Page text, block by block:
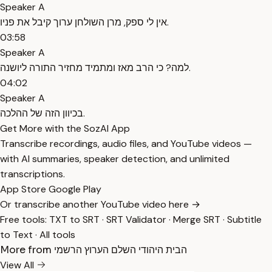
Speaker A
אין לי ספק, מרן השולחן ערוך קיבל את פניו.
03:58
Speaker A
למה? כי הרב מאז ומתמיד מחזיר התורה ליושנה.
04:02
Speaker A
בכיוון הזה של ההלכה.
Get More with the SozAI App
Transcribe recordings, audio files, and YouTube videos —
with AI summaries, speaker detection, and unlimited
transcriptions.
App Store Google Play
Or transcribe another YouTube video here →
Free tools: TXT to SRT · SRT Validator· Merge SRT · Subtitle
to Text · All tools
More from הבית היהודי השלם הערוץ הרשמי
View All